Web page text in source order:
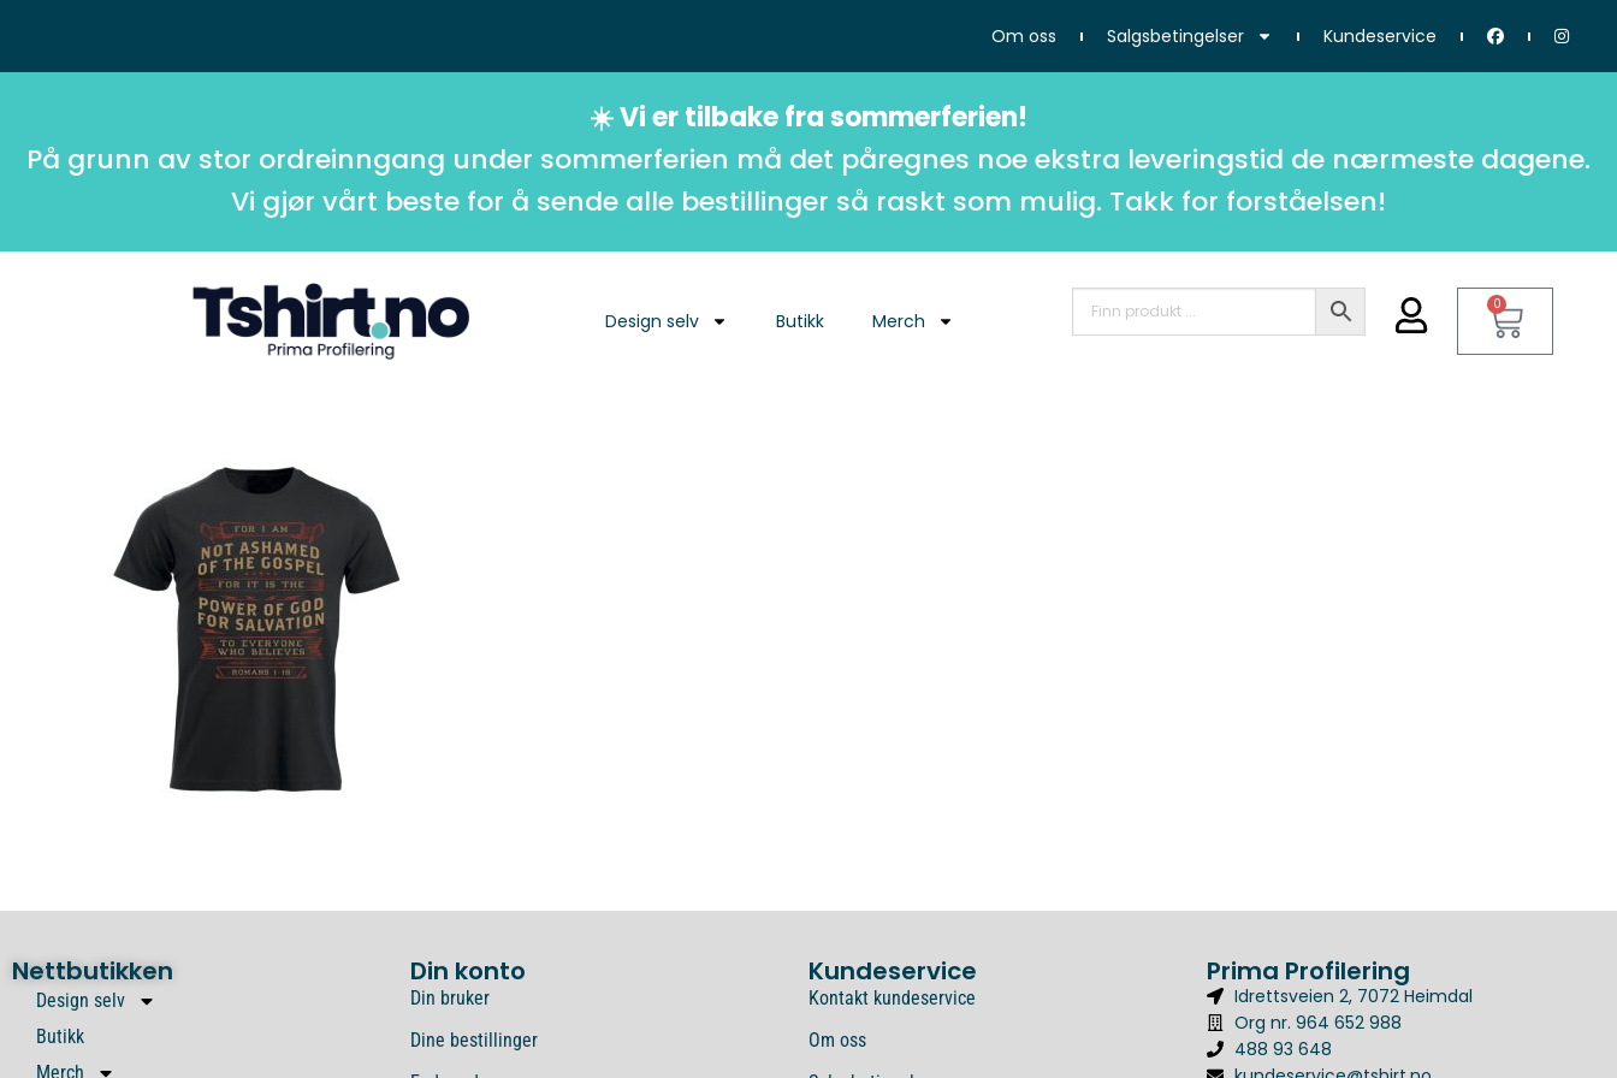
Om oss Salgsbetingelser Kundeservice
☀️ Vi er tilbake fra sommerferien!
På grunn av stor ordreinngang under sommerferien må det påregnes noe ekstra leveringstid de nærmeste dagene.
Vi gjør vårt beste for å sende alle bestillinger så raskt som mulig. Takk for forståelsen!
Design selv Butikk Merch
0
Nettbutikken Din konto Kundeservice Prima Profilering
Design selv
Butikk
Merch
Din bruker
Dine bestillinger
Kontakt kundeservice
Om oss
Idrettsveien 2, 7072 Heimdal
Org nr. 964 652 988
488 93 648